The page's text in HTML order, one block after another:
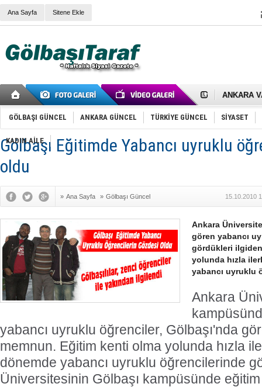
Ana Sayfa Sitene Ekle
ANKARA
Cemal
Samet
FAİZ
OLİMPİK
RECEP
Gölbaşı
İNCEK
GÖLBAŞI GÜNCEL ANKARA GÜNCEL TÜRKİYE GÜNCEL SİYASET
KADIN AİLE
Gölbaşı Eğitimde Yabancı uyruklu
oldu
» Ana Sayfa » Gölbaşı Güncel 15.10.2010
Ankara
gören yabancı
gördükleri
yolunda hızla
yabancı uyruklu
Ankara
yabancı uyruklu öğrenciler, Gölbaşı'nda
memnun. Eğitim kenti olma yolunda hızla
dönemde yabancı uyruklu öğrencilerinde
Üniversitesinin Gölbaşı kampüsünde